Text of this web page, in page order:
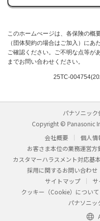
このホームぺージは、各保険の概
（団体契約の場合はご加入）にあ
ご確認ください。ご不明な点等が
までお問い合わせください。
25TC-
パナソニッ
Copyright © Panasonic
会社概要
個人情
お客さま本位の業務運営方
カスタマーハラスメント対応基
採用に関するお問い合わせ
サイトマップ
サ
クッキー（Cookie）について
パナソニッ